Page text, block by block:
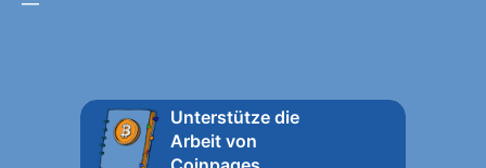
Unterstütze die
Arbeit von